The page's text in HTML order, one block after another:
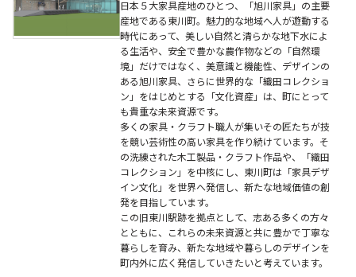
日本５大家具産地のひとつ、「旭川家具」の主要
産地である東川町。魅力的な地域へ人が遊動する
時代にあって、美しい自然と清らかな地下水によ
る生活や、安全で豊かな農作物などの「自然環
境」だけではなく、美意識と機能性、デザインの
ある旭川家具、さらに世界的な「織田コレクショ
ン」をはじめとする「文化資産」は、町にとって
も貴重な未来資源です。
多くの家具・クラフト職人が集いその匠たちが技
を競い芸術性の高い家具を作り続けています。そ
の洗練された木工製品・クラフト作品や、「織田
コレクション」を中核にし、東川町は「家具デザ
イン文化」を世界へ発信し、新たな地域価値の創
発を目指しています。
この旧東川駅跡を拠点として、志ある多くの方々
とともに、これらの未来資源と共に豊かで丁寧な
暮らしを育み、新たな地域や暮らしのデザインを
町内外に広く発信していきたいと考えています。